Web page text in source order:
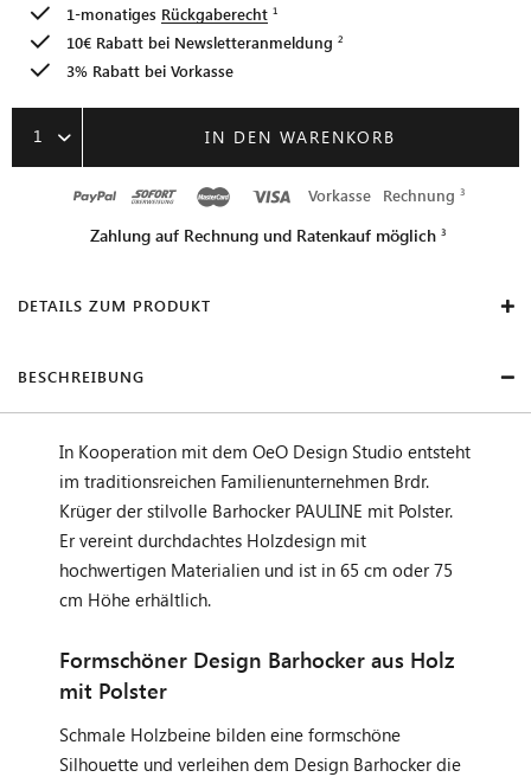
1-monatiges Rückgaberecht
10€ Rabatt bei Newsletteranmeldung
3% Rabatt bei Vorkasse
1 IN DEN WARENKORB
Vorkasse Rechnung
Zahlung auf Rechnung und Ratenkauf möglich
DETAILS ZUM PRODUKT
BESCHREIBUNG
In Kooperation mit dem OeO Design Studio entsteht
im traditionsreichen Familienunternehmen Brdr.
Krüger der stilvolle Barhocker PAULINE mit Polster.
Er vereint durchdachtes Holzdesign mit
hochwertigen Materialien und ist in 65 cm oder 75
cm Höhe erhältlich.
Formschöner Design Barhocker aus Holz
mit Polster
Schmale Holzbeine bilden eine formschöne
Silhouette und verleihen dem Design Barhocker die